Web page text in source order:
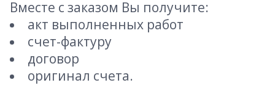
Вместе с заказом Вы получите:
акт выполненных работ
счет-фактуру
договор
оригинал счета.